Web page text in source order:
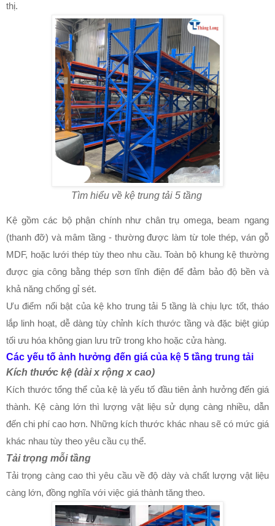
thị.
Tìm hiểu về kệ trung tải 5 tầng
Kệ gồm các bộ phận chính như chân trụ omega, beam ngang
(thanh đỡ) và mâm tầng - thường được làm từ tole thép, ván gỗ
MDF, hoặc lưới thép tùy theo nhu cầu. Toàn bộ khung kệ thường
được gia công bằng thép sơn tĩnh điện để đảm bảo độ bền và
khả năng chống gỉ sét.
Ưu điểm nổi bật của kệ kho trung tải 5 tầng là chịu lực tốt, tháo
lắp linh hoạt, dễ dàng tùy chỉnh kích thước tầng và đặc biệt giúp
tối ưu hóa không gian lưu trữ trong kho hoặc cửa hàng.
Các yếu tố ảnh hưởng đến giá của kệ 5 tầng trung tải
Kích thước kệ (dài x rộng x cao)
Kích thước tổng thể của kệ là yếu tố đầu tiên ảnh hưởng đến giá
thành. Kệ càng lớn thì lượng vật liệu sử dụng càng nhiều, dẫn
đến chi phí cao hơn. Những kích thước khác nhau sẽ có mức giá
khác nhau tùy theo yêu cầu cụ thể.
Tải trọng mỗi tầng
Tải trọng càng cao thì yêu cầu về độ dày và chất lượng vật liệu
càng lớn, đồng nghĩa với việc giá thành tăng theo.